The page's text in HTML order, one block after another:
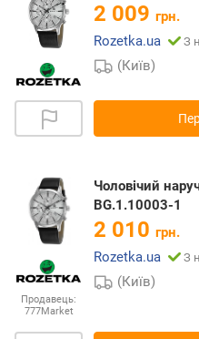
2 009 грн.
Rozetka.ua
З
(Київ)
Продавець:
777Market
Чоловічий
BG.1.10003-1
2 010 грн.
Rozetka.ua
З
(Київ)